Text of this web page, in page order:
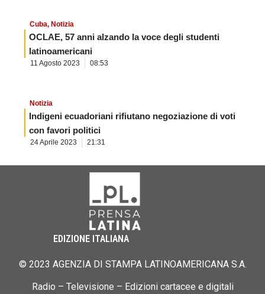
Cuba, Notizia
OCLAE, 57 anni alzando la voce degli studenti
latinoamericani
11 Agosto 2023 08:53
Notizia
Indigeni ecuadoriani rifiutano negoziazione di voti
con favori politici
24 Aprile 2023 21:31
EDIZIONE ITALIANA
© 2023 AGENZIA DI STAMPA LATINOAMERICANA S.A.
Radio – Televisione – Edizioni cartacee e digitali